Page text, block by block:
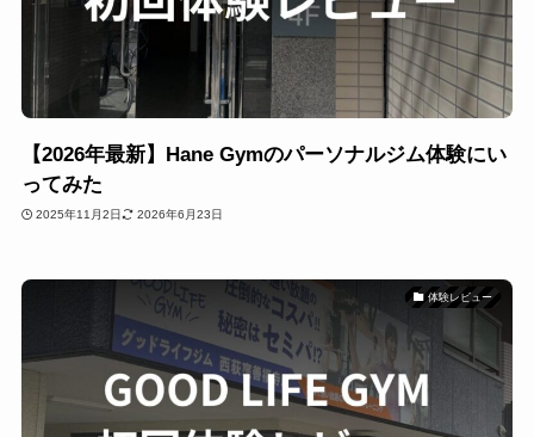
【2026年最新】Hane Gymのパーソナルジム体験にい
ってみた
2025年11月2日 2026年6月23日
体験レビュー